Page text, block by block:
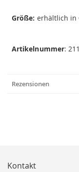
Größe: erhältlich in
Artikelnummer:
Rezensionen
Kontakt